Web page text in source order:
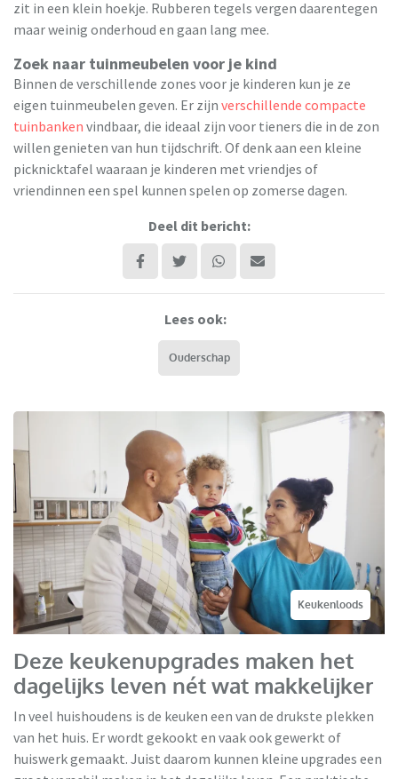
zit in een klein hoekje. Rubberen tegels vergen daarentegen
maar weinig onderhoud en gaan lang mee.
Zoek naar tuinmeubelen voor je kind
Binnen de verschillende zones voor je kinderen kun je ze
eigen tuinmeubelen geven. Er zijn verschillende compacte
tuinbanken vindbaar, die ideaal zijn voor tieners die in de zon
willen genieten van hun tijdschrift. Of denk aan een kleine
picknicktafel waaraan je kinderen met vriendjes of
vriendinnen een spel kunnen spelen op zomerse dagen.
Deel dit bericht:
Lees ook:
Ouderschap
Keukenloods
Deze keukenupgrades maken het
dagelijks leven nét wat makkelijker
In veel huishoudens is de keuken een van de drukste plekken
van het huis. Er wordt gekookt en vaak ook gewerkt of
huiswerk gemaakt. Juist daarom kunnen kleine upgrades een